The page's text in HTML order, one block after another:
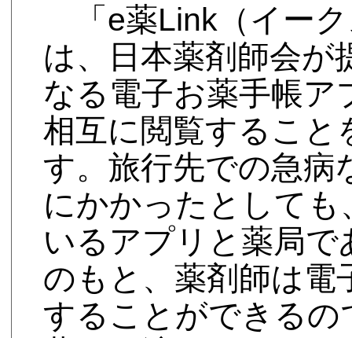
「e薬Link（イー
は、日本薬剤師会が
なる電子お薬手帳ア
相互に閲覧すること
す。旅行先での急病
にかかったとして
いるアプリと薬局
のもと、薬剤師は電
することができる